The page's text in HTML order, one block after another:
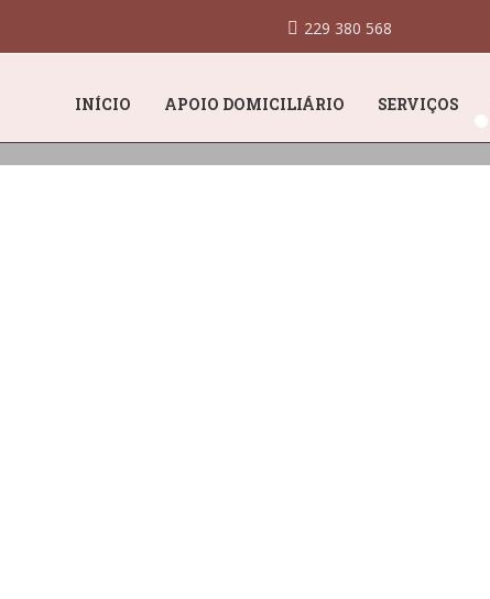
229 380 568
INÍCIO APOIO DOMICILIÁRIO SERVIÇOS